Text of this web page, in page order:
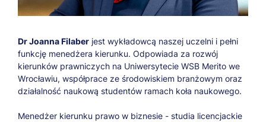
Dr Joanna Filaber jest wykładowcą naszej uczelni i pełni
funkcję menedżera kierunku. Odpowiada za rozwój
kierunków prawniczych na Uniwersytecie WSB Merito we
Wrocławiu, współprace ze środowiskiem branżowym oraz
działalność naukową studentów ramach koła naukowego.
Menedżer kierunku prawo w biznesie - studia licencjackie